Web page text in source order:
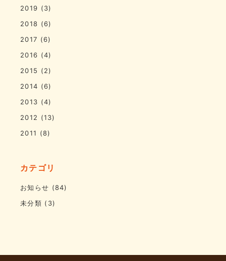
2019 (3)
2018 (6)
2017 (6)
2016 (4)
2015 (2)
2014 (6)
2013 (4)
2012 (13)
2011 (8)
カテゴリ
お知らせ (84)
未分類 (3)